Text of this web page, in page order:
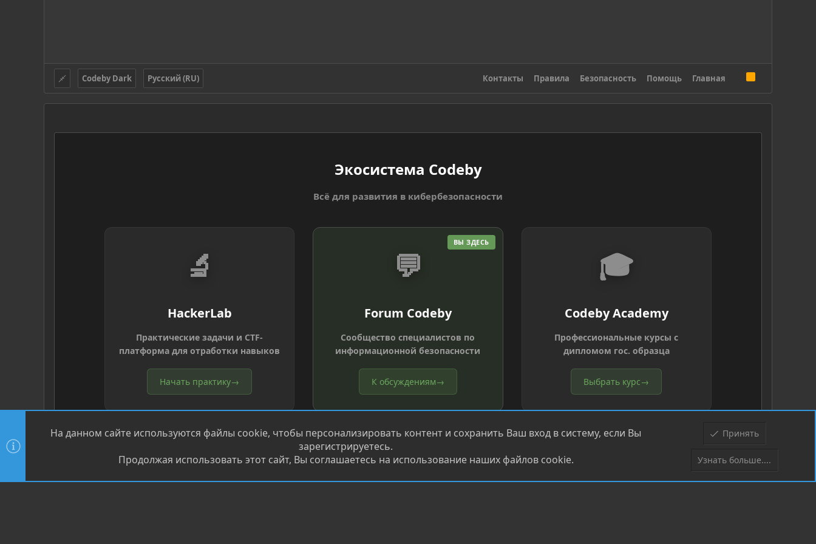
Codeby Dark Русский (RU) Контакты Правила Безопасность Помощь Главная
S
Экосистема Codeby
Всё для развития в кибербезопасности
🔬
HackerLab
Практические задачи и CTF-
платформа для отработки навыков
Начать практику→
ВЫ ЗДЕСЬ
💬
Forum Codeby
Сообщество специалистов по
информационной безопасности
К обсуждениям→
🎓
Codeby Academy
Профессиональные курсы с
дипломом гос. образца
Выбрать курс→
Community platform by XenForo ® © 2010-2026 XenForo Ltd. Перевод от Jumuro® Верх
На данном сайте используются файлы cookie, чтобы персонализировать контент и сохранить Ваш вход в систему, если Вы
зарегистрируетесь.
Продолжая использовать этот сайт, Вы соглашаетесь на использование наших файлов cookie.
Принять
Узнать больше....